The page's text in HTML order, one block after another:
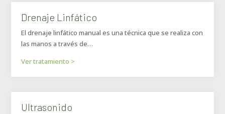
Drenaje Linfático
El drenaje linfático manual es una técnica que se realiza con
las manos a través de…
Ver tratamiento >
Ultrasonido